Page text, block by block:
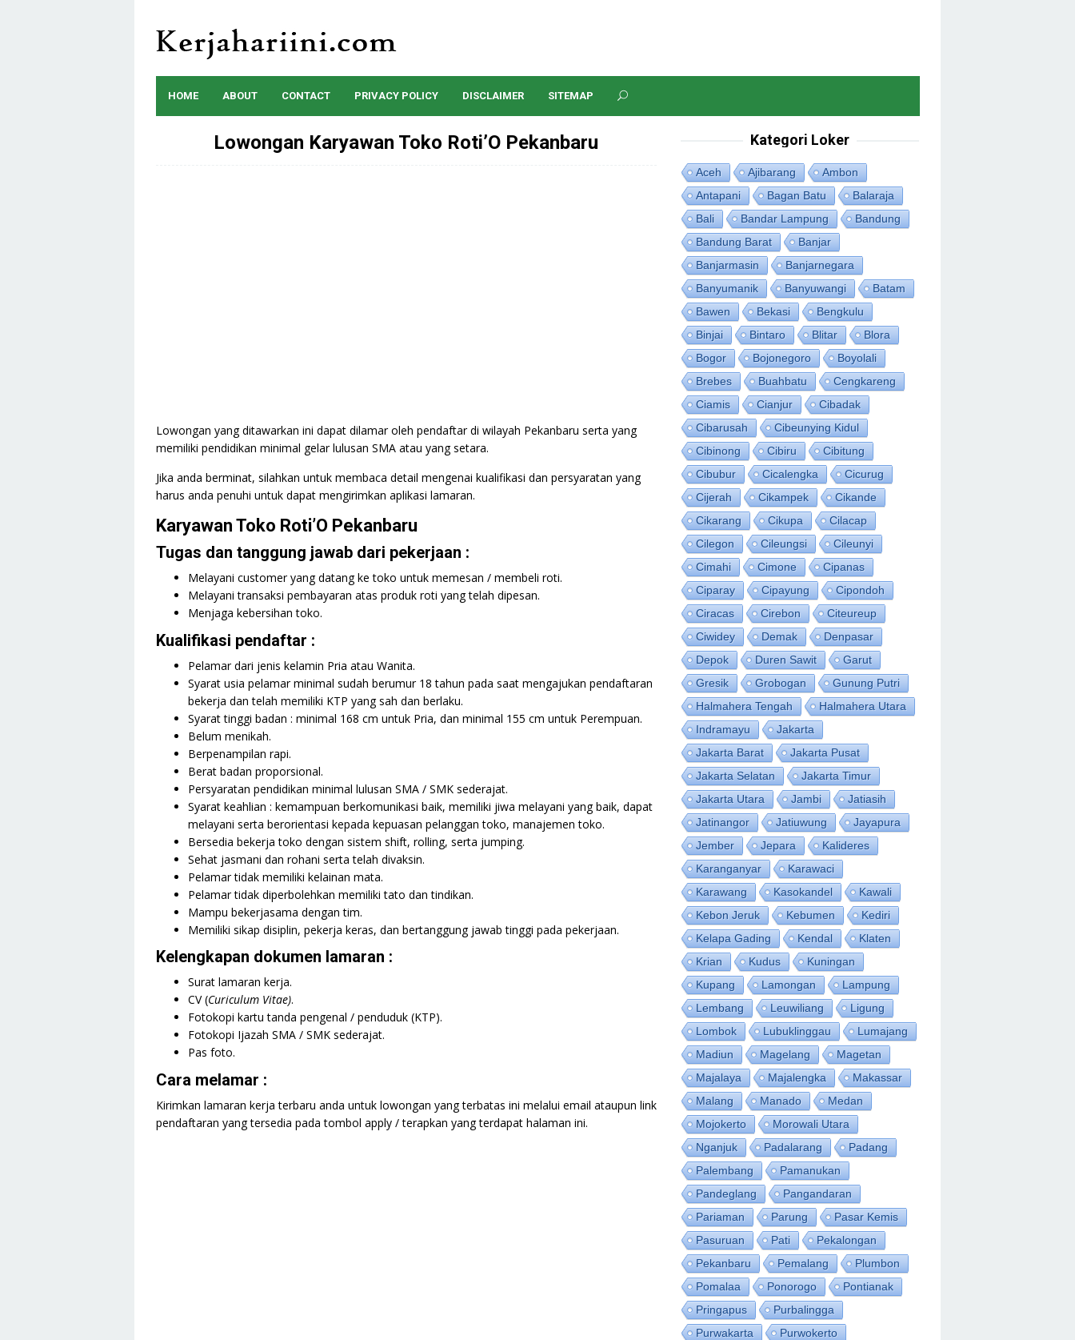
content
HOME ABOUT CONTACT PRIVACY POLICY DISCLAIMER SITEMAP
Lowongan Karyawan Toko Roti’O Pekanbaru
Lowongan yang ditawarkan ini dapat dilamar oleh pendaftar di wilayah Pekanbaru serta yang
memiliki pendidikan minimal gelar lulusan SMA atau yang setara.
Jika anda berminat, silahkan untuk membaca detail mengenai kualifikasi dan persyaratan yang
harus anda penuhi untuk dapat mengirimkan aplikasi lamaran.
Karyawan Toko Roti’O Pekanbaru
Tugas dan tanggung jawab dari pekerjaan :
Melayani customer yang datang ke toko untuk memesan / membeli roti.
Melayani transaksi pembayaran atas produk roti yang telah dipesan.
Menjaga kebersihan toko.
Kualifikasi pendaftar :
Pelamar dari jenis kelamin Pria atau Wanita.
Syarat usia pelamar minimal sudah berumur 18 tahun pada saat mengajukan pendaftaran
bekerja dan telah memiliki KTP yang sah dan berlaku.
Syarat tinggi badan : minimal 168 cm untuk Pria, dan minimal 155 cm untuk Perempuan.
Belum menikah.
Berpenampilan rapi.
Berat badan proporsional.
Persyaratan pendidikan minimal lulusan SMA / SMK sederajat.
Syarat keahlian : kemampuan berkomunikasi baik, memiliki jiwa melayani yang baik, dapat
melayani serta berorientasi kepada kepuasan pelanggan toko, manajemen toko.
Bersedia bekerja toko dengan sistem shift, rolling, serta jumping.
Sehat jasmani dan rohani serta telah divaksin.
Pelamar tidak memiliki kelainan mata.
Pelamar tidak diperbolehkan memiliki tato dan tindikan.
Mampu bekerjasama dengan tim.
Memiliki sikap disiplin, pekerja keras, dan bertanggung jawab tinggi pada pekerjaan.
Kelengkapan dokumen lamaran :
Surat lamaran kerja.
CV (Curiculum Vitae).
Fotokopi kartu tanda pengenal / penduduk (KTP).
Fotokopi Ijazah SMA / SMK sederajat.
Pas foto.
Cara melamar :
Kirimkan lamaran kerja terbaru anda untuk lowongan yang terbatas ini melalui email ataupun link
pendaftaran yang tersedia pada tombol apply / terapkan yang terdapat halaman ini.
Kategori Loker
Aceh Ajibarang
Ambon
Antapani
Bagan Batu
Balaraja
Bali
Bandar Lampung
Bandung
Bandung Barat
Banjar
Banjarmasin
Banjarnegara
Banyumanik
Banyuwangi
Batam
Bawen
Bekasi
Bengkulu
Binjai
Bintaro Blitar
Blora
Bogor
Bojonegoro
Boyolali
Brebes
Buahbatu
Cengkareng
Ciamis
Cianjur
Cibadak
Cibarusah
Cibeunying Kidul
Cibinong
Cibiru
Cibitung
Cibubur
Cicalengka
Cicurug
Cijerah
Cikampek
Cikande
Cikarang
Cikupa
Cilacap
Cilegon
Cileungsi
Cileunyi
Cimahi
Cimone
Cipanas
Ciparay
Cipayung
Cipondoh
Ciracas
Cirebon
Citeureup
Ciwidey
Demak
Denpasar
Depok
Duren Sawit
Garut
Gresik
Grobogan
Gunung Putri
Halmahera Tengah
Halmahera Utara
Indramayu
Jakarta
Jakarta Barat
Jakarta Pusat
Jakarta Selatan
Jakarta Timur
Jakarta Utara
Jambi
Jatiasih
Jatinangor
Jatiuwung
Jayapura
Jember
Jepara
Kalideres
Karanganyar
Karawaci
Karawang
Kasokandel
Kawali
Kebon Jeruk
Kebumen
Kediri
Kelapa Gading
Kendal
Klaten
Krian
Kudus
Kuningan
Kupang
Lamongan
Lampung
Lembang
Leuwiliang
Ligung
Lombok
Lubuklinggau
Lumajang
Madiun
Magelang
Magetan
Majalaya
Majalengka
Makassar
Malang
Manado
Medan
Mojokerto
Morowali Utara
Nganjuk
Padalarang
Padang
Palembang
Pamanukan
Pandeglang
Pangandaran
Pariaman
Parung
Pasar Kemis
Pasuruan
Pati
Pekalongan
Pekanbaru
Pemalang
Plumbon
Pomalaa
Ponorogo
Pontianak
Pringapus
Purbalingga
Purwakarta
Purwokerto